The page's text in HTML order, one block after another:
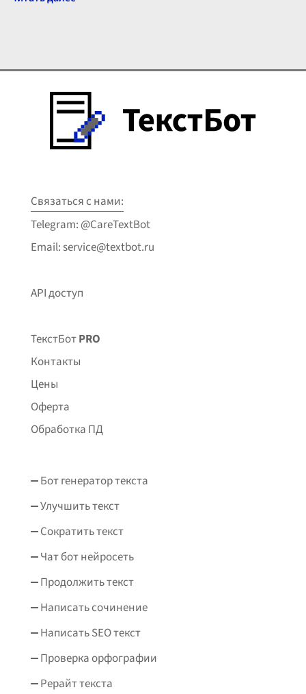
Связаться с нами:
Telegram: @CareTextBot
Email: service@textbot.ru
API доступ
ТекстБотPRO
Контакты
Цены
Оферта
Обработка ПД
Бот генератор текста
Улучшить текст
Сократить текст
Чат бот нейросеть
Продолжить текст
Написать сочинение
Написать SEO текст
Проверка орфографии
Рерайт текста